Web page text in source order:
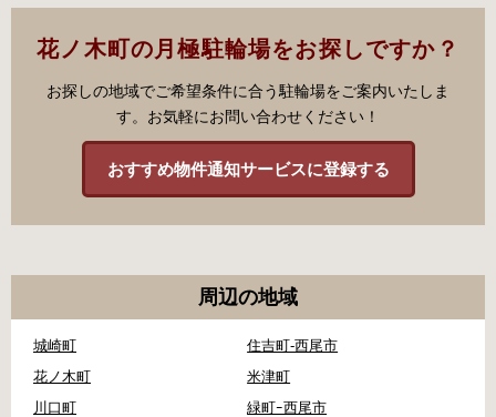
花ノ木町の月極駐輪場をお探しですか？
お探しの地域でご希望条件に合う駐輪場をご案内いたしま
す。お気軽にお問い合わせください！
おすすめ物件通知サービスに登録する
周辺の地域
城崎町
住吉町-西尾市
花ノ木町
米津町
川口町
緑町ｰ西尾市